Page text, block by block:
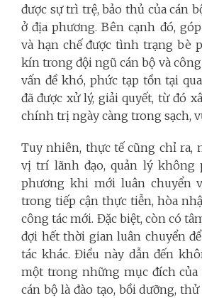
được sự trì trệ, bảo thủ của cán
ở địa phương. Bên cạnh đó,
và hạn chế được tình trạng bè
kín trong đội ngũ cán bộ và công
vấn đề khó, phức tạp tồn tại
đã được xử lý, giải quyết, từ đó
chính trị ngày càng trong sạch,
Tuy nhiên, thực tế cũng chỉ ra,
vị trí lãnh đạo, quản lý không
phương khi mới luân chuyển
trong tiếp cận thực tiễn, hòa
công tác mới. Đặc biệt, còn có
đợi hết thời gian luân chuyển
tác khác. Điều này dẫn đến
một trong những mục đích của
cán bộ là đào tạo, bồi dưỡng,